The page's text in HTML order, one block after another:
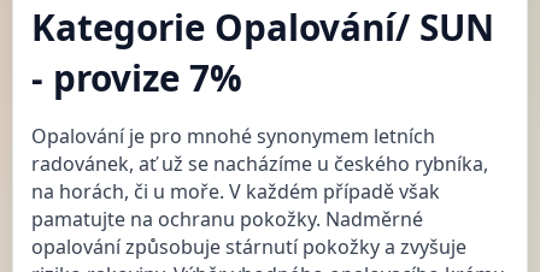
Kategorie Opalování/ SUN
- provize 7%
Opalování je pro mnohé synonymem letních
radovánek, ať už se nacházíme u českého rybníka,
na horách, či u moře. V každém případě však
pamatujte na ochranu pokožky. Nadměrné
opalování způsobuje stárnutí pokožky a zvyšuje